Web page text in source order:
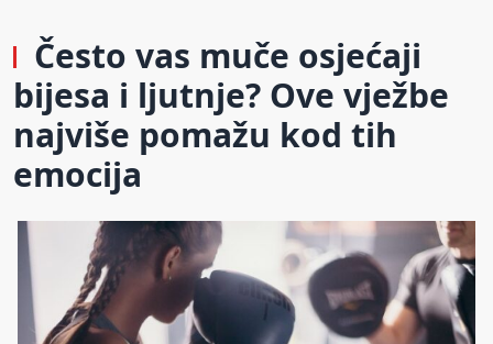
Često vas muče osjećaji
bijesa i ljutnje? Ove vježbe
najviše pomažu kod tih
emocija